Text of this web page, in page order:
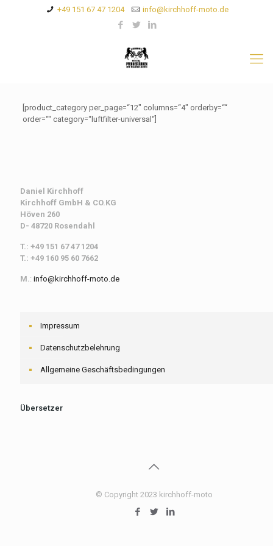
+49 151 67 47 1204 info@kirchhoff-moto.de
[product_category per_page=“12″ columns=“4″ orderby=““
order=““ category=“luftfilter-universal“]
Daniel Kirchhoff
Kirchhoff GmbH & CO.KG
Höven 260
D- 48720 Rosendahl
T.: +49 151 67 47 1204
T.: +49 160 95 60 7662
M.: info@kirchhoff-moto.de
Impressum
Datenschutzbelehrung
Allgemeine Geschäftsbedingungen
Übersetzer
© Copyright 2023 kirchhoff-moto